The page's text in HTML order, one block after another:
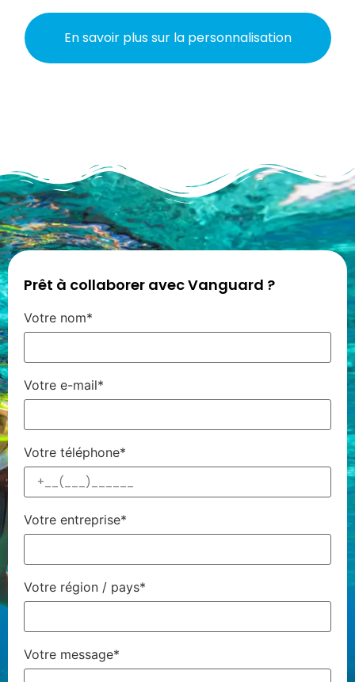
En savoir plus sur la personnalisation
Prêt à collaborer avec Vanguard ?
Votre nom*
Votre e-mail*
Votre téléphone*
Votre entreprise*
Votre région / pays*
Votre message*